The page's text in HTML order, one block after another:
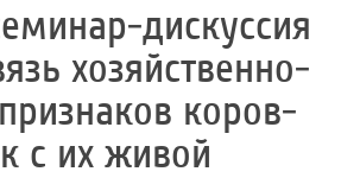
дискуссия
хозяйственно-
коров-
с их живой